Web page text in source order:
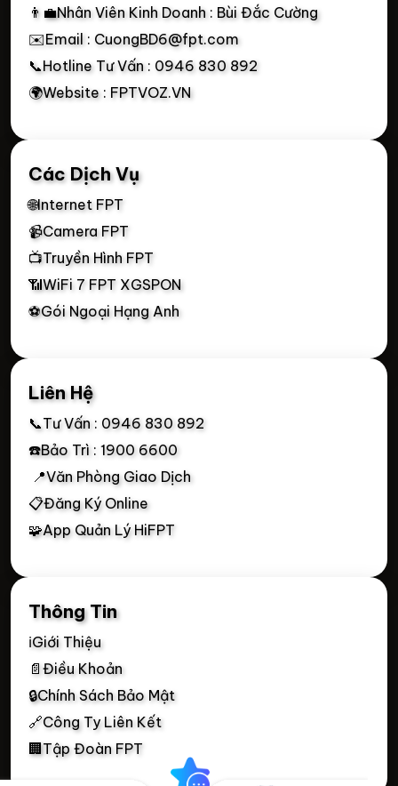
👨‍💼Nhân Viên Kinh Doanh : Bùi Đắc Cường
✉️Email : CuongBD6@fpt.com
📞Hotline Tư Vấn : 0946 830 892
🌍Website : FPTVOZ.VN
Các Dịch Vụ
🌐Internet FPT
📹Camera FPT
📺Truyền Hình FPT
📶WiFi 7 FPT XGSPON
⚽Gói Ngoại Hạng Anh
Liên Hệ
📞Tư Vấn : 0946 830 892
☎️Bảo Trì : 1900 6600
📍Văn Phòng Giao Dịch
📋Đăng Ký Online
🧩App Quản Lý HiFPT
Thông Tin
ℹ️Giới Thiệu
📄Điều Khoản
🔒Chính Sách Bảo Mật
🔗Công Ty Liên Kết
🏢Tập Đoàn FPT